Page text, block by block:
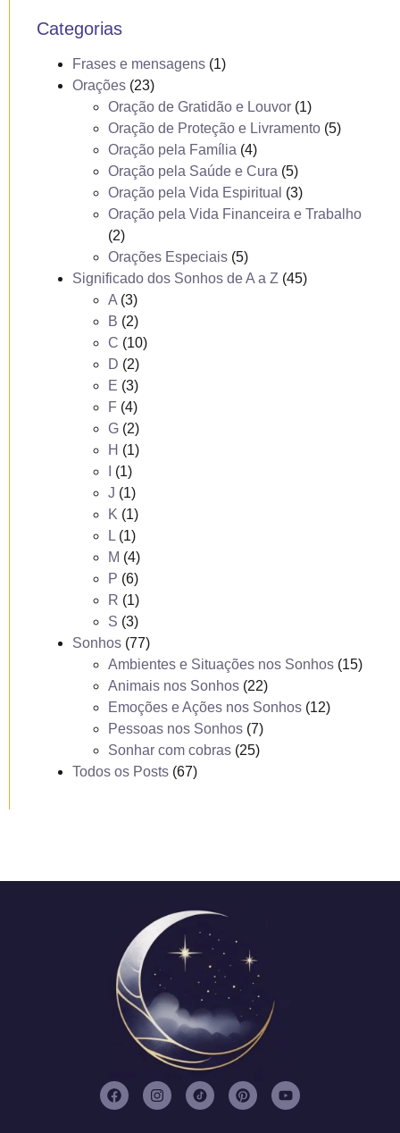
Categorias
Frases e mensagens (1)
Orações (23)
Oração de Gratidão e Louvor (1)
Oração de Proteção e Livramento (5)
Oração pela Família (4)
Oração pela Saúde e Cura (5)
Oração pela Vida Espiritual (3)
Oração pela Vida Financeira e Trabalho
(2)
Orações Especiais (5)
Significado dos Sonhos de A a Z (45)
A (3)
B (2)
C (10)
D (2)
E (3)
F (4)
G (2)
H (1)
(1)
J (1)
K (1)
L (1)
M (4)
P (6)
R (1)
S (3)
Sonhos (77)
Ambientes e Situações nos Sonhos (15)
Animais nos Sonhos (22)
Emoções e Ações nos Sonhos (12)
Pessoas nos Sonhos (7)
Sonhar com cobras (25)
Todos os Posts (67)